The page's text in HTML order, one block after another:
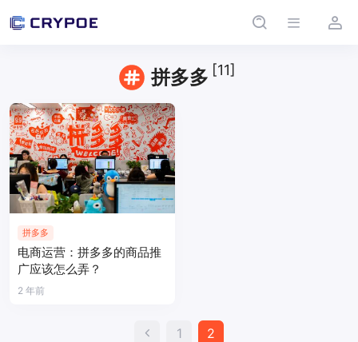
拼多多 [11]
拼多多
电商运营：拼多多的商品推
广应该怎么弄？
2 年前
文
1 2